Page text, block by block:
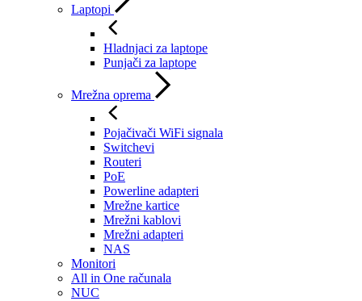
Laptopi
Hladnjaci za laptope
Punjači za laptope
Mrežna oprema
Pojačivači WiFi signala
Switchevi
Routeri
PoE
Powerline adapteri
Mrežne kartice
Mrežni kablovi
Mrežni adapteri
NAS
Monitori
All in One računala
NUC